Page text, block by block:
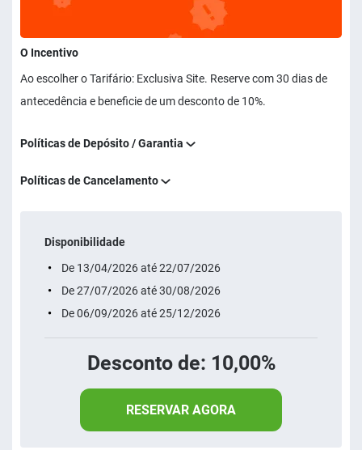
O Incentivo
Ao escolher o Tarifário: Exclusiva Site. Reserve com 30 dias de
antecedência e beneficie de um desconto de 10%.
Políticas de Depósito / Garantia
Políticas de Cancelamento
Disponibilidade
De 13/04/2026 até 22/07/2026
De 27/07/2026 até 30/08/2026
De 06/09/2026 até 25/12/2026
Desconto de: 10,00%
RESERVAR AGORA